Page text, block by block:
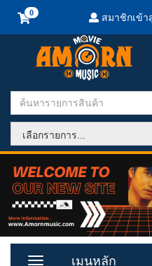
สมาชิกเข้า
Toggle
เมนูหลัก